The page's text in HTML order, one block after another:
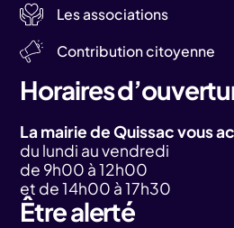
Les associations
Contribution citoyenne
Horaires
La mairie de Quissac vous
du lundi au vendredi
de 9h00 à 12h00
et de 14h00 à 17h30
Être alerté